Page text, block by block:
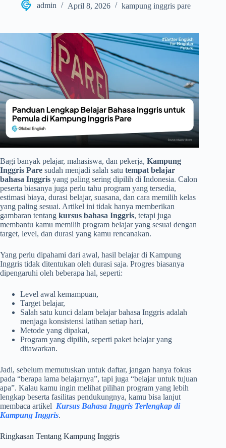
admin April 8, 2026 kampung inggris pare
Bagi banyak pelajar, mahasiswa, dan pekerja, Kampung
Inggris Pare sudah menjadi salah satu tempat belajar
bahasa Inggris yang paling sering dipilih di Indonesia. Calon
peserta biasanya juga perlu tahu program yang tersedia,
estimasi biaya, durasi belajar, suasana, dan cara memilih kelas
yang paling sesuai. Artikel ini tidak hanya memberikan
gambaran tentang kursus bahasa Inggris, tetapi juga
membantu kamu memilih program belajar yang sesuai dengan
target, level, dan durasi yang kamu rencanakan.
Yang perlu dipahami dari awal, hasil belajar di Kampung
Inggris tidak ditentukan oleh durasi saja. Progres biasanya
dipengaruhi oleh beberapa hal, seperti:
Level awal kemampuan,
Target belajar,
Salah satu kunci dalam belajar bahasa Inggris adalah
menjaga konsistensi latihan setiap hari,
Metode yang dipakai,
Program yang dipilih, seperti paket belajar yang
ditawarkan.
Jadi, sebelum memutuskan untuk daftar, jangan hanya fokus
pada “berapa lama belajarnya”, tapi juga “belajar untuk tujuan
apa”. Kalau kamu ingin melihat pilihan program yang lebih
lengkap beserta fasilitas pendukungnya, kamu bisa lanjut
membaca artikel Kursus Bahasa Inggris Terlengkap di
Kampung Inggris.
Ringkasan Tentang Kampung Inggris